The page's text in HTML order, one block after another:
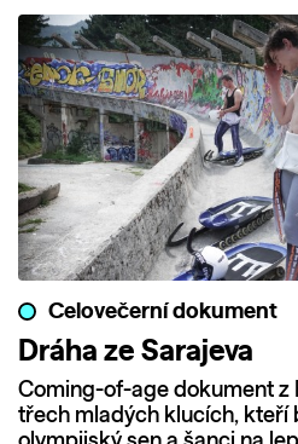
Celovečerní dokument
Dráha ze Sarajeva
Coming-of-age dokument z
třech mladých klucích, kteří